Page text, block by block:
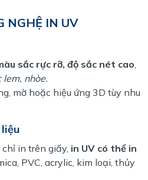
NGHỆ IN UV
sắc rực rỡ, độ sắc nét cao
nhòe.
mờ hoặc hiệu ứng 3D tùy nhu
in trên giấy, in UV có thể in
PVC, acrylic, kim loại, thủy